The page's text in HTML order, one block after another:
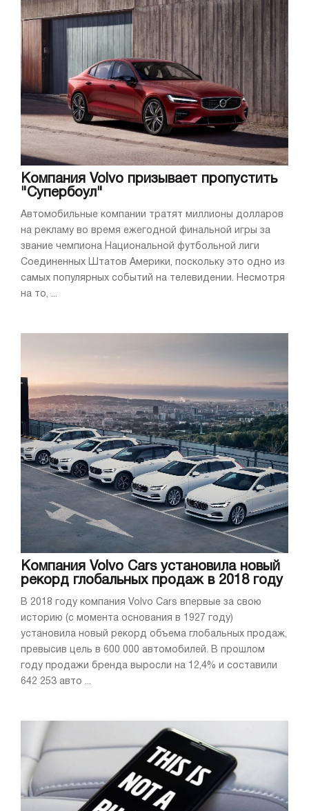
Компания Volvo призывает пропустить
"Супербоул"
Автомобильные компании тратят миллионы долларов
на рекламу во время ежегодной финальной игры за
звание чемпиона Национальной футбольной лиги
Соединенных Штатов Америки, поскольку это одно из
самых популярных событий на телевидении. Несмотря
на то, ...
Компания Volvo Cars установила новый
рекорд глобальных продаж в 2018 году
В 2018 году компания Volvo Cars впервые за свою
историю (с момента основания в 1927 году)
установила новый рекорд объема глобальных продаж,
превысив цель в 600 000 автомобилей. В прошлом
году продажи бренда выросли на 12,4% и составили
642 253 авто ...